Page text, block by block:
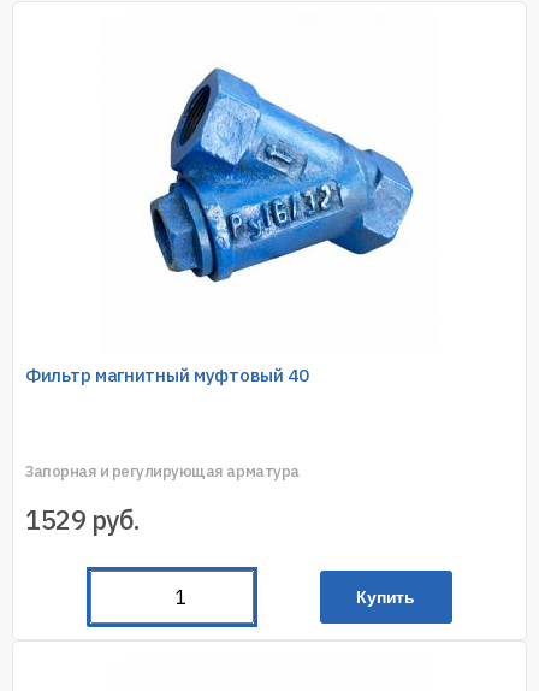
Фильтр магнитный муфтовый 40
Запорная и регулирующая арматура
1529 руб.
Купить